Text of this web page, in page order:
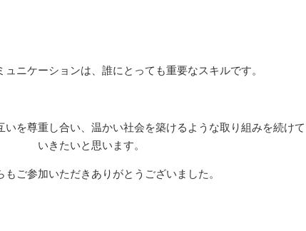
ニケーションは、誰にとっても重要なスキルです。
いを尊重し合い、温かい社会を築けるような取り組みを続けて
いきたいと思います。
もご参加いただきありがとうございました。